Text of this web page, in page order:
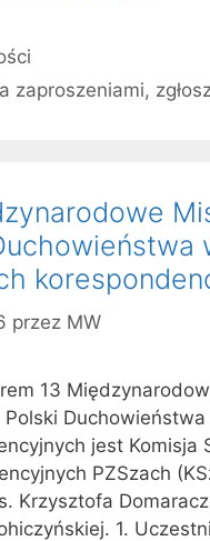
zaproszeniami,
przez MW
13
jest Komisja
PZSzach
Krzysztofa
1.